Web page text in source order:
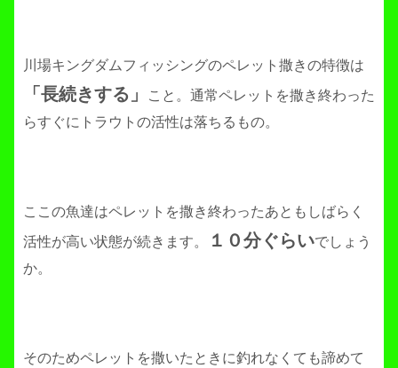
川場キングダムフィッシングのペレット撒きの特徴は
「長続きする」
こと。通常ペレットを撒き終わった
らすぐにトラウトの活性は落ちるもの。
ここの魚達はペレットを撒き終わったあともしばらく
活性が高い状態が続きます。
１０分ぐらいでしょう
か。
そのためペレットを撒いたときに釣れなくても諦めて